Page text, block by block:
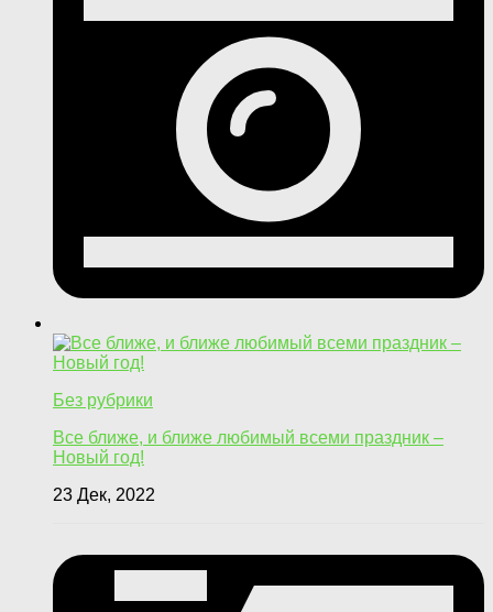
Без рубрики
Все ближе, и ближе любимый всеми праздник –
Новый год!
23 Дек, 2022